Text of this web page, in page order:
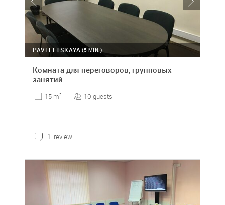
(5 MIN.)
PAVELETSKAYA
Комната для переговоров, групповых
занятий
15 m2 10 guests
1 review